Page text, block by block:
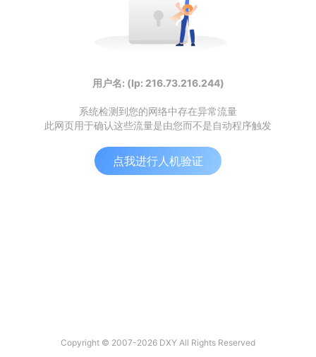
用户名: (Ip: 216.73.216.244)
系统检测到您的网络中存在异常流量
此网页用于确认这些流量是由您而不是自动程序触发
点我进行人机验证
Copyright © 2007-2026 DXY All Rights Reserved